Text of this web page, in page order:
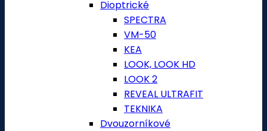
Dioptrické
SPECTRA
VM-50
KEA
LOOK, LOOK HD
LOOK 2
REVEAL ULTRAFIT
TEKNIKA
Dvouzorníkové